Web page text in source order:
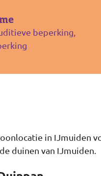
beperking,
in IJmuiden
duinen van IJmuiden.